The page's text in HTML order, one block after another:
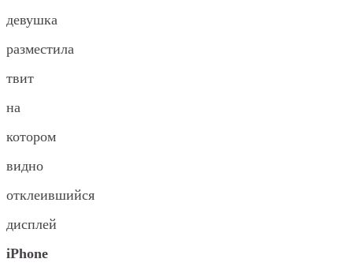
девушка
разместила
твит
на
котором
видно
отклеившийся
дисплей
iPhone